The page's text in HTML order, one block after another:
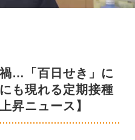
…「百日せき」に
も現れる定期接種
昇ニュース】